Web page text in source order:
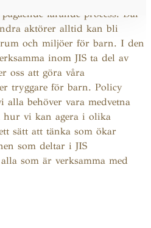
lärande process. Där
aktörer alltid kan bli
och miljöer för barn. I den
inom JIS ta del av
oss att göra våra
tryggare för barn. Policy
behöver vara medvetna
hur vi kan agera i olika
sätt att tänka som ökar
som deltar i JIS
som är verksamma med